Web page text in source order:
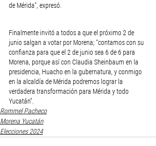
de Mérida”, expresó.
Finalmente invitó a todos a que el próximo 2 de
junio salgan a votar por Morena; “contamos con su
confianza para que el 2 de junio sea 6 de 6 para
Morena, porque así con Claudia Sheinbaum en la
presidencia, Huacho en la gubernatura, y conmigo
en la alcaldía de Mérida podremos lograr la
verdadera transformación para Mérida y todo
Yucatán”.
Rommel Pacheco
Morena Yucatán
Elecciones 2024